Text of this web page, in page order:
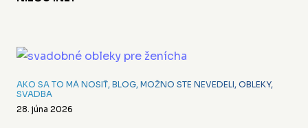
AKO SA TO MÁ NOSIŤ, BLOG, MOŽNO STE NEVEDELI, OBLEKY,
SVADBA
28. júna 2026